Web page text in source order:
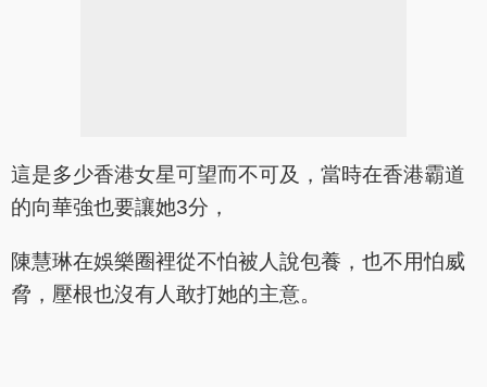
這是多少香港女星可望而不可及，當時在香港霸道
的向華強也要讓她3分，
陳慧琳在娛樂圈裡從不怕被人說包養，也不用怕威
脅，壓根也沒有人敢打她的主意。